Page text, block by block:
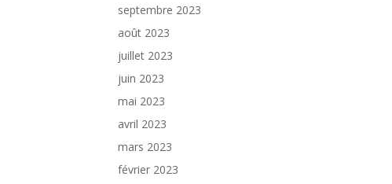
septembre 2023
août 2023
juillet 2023
juin 2023
mai 2023
avril 2023
mars 2023
février 2023